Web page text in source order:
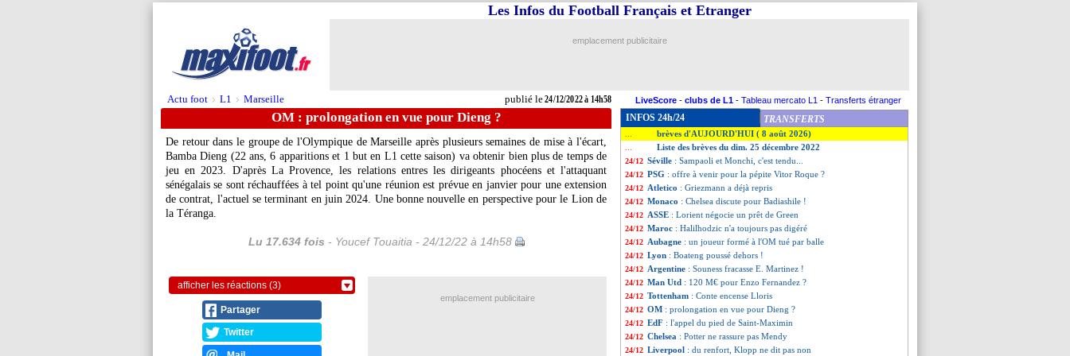
Actu foot > L1 > Marseille publié le24/12/2022 à 14h58
Les Infos du Football Français et Etranger
emplacement publicitaire
LiveScore - clubs de L1 - Tableau mercato L1 - Transferts étranger
OM : prolongation en vue pour Dieng ?
De retour dans le groupe de l'Olympique de Marseille après plusieurs semaines de mise à l'écart,
Bamba Dieng (22 ans, 6 apparitions et 1 but en L1 cette saison) va obtenir bien plus de temps de
jeu en 2023. D'après La Provence, les relations entres les dirigeants phocéens et l'attaquant
sénégalais se sont réchauffées à tel point qu'une réunion est prévue en janvier pour une extension
de contrat, l'actuel se terminant en juin 2024. Une bonne nouvelle en perspective pour le Lion de
la Téranga.
Lu 17.634 fois - Youcef Touaitia - 24/12/22 à 14h58
afficher les réactions (3)
Partager
Twitter
INFOS 24h/24 TRANSFERTS
brèves d'AUJOURD'HUI ( 8 août 2026)
Liste des brèves du dim. 25 décembre 2022
24/12 Séville : Sampaoli et Monchi, c'est tendu...
24/12 PSG : offre à venir pour la pépite Vitor Roque ?
24/12 Atletico : Griezmann a déjà repris
24/12 Monaco : Chelsea discute pour Badiashile !
24/12 ASSE : Lorient négocie un prêt de Green
24/12 Maroc : Halilhodzic n'a toujours pas digéré
24/12 Aubagne : un joueur formé à l'OM tué par balle
24/12 Lyon : Boateng poussé dehors !
24/12 Argentine : Souness fracasse E. Martinez !
24/12 Man Utd : 120 M€ pour Enzo Fernandez ?
24/12 Tottenham : Conte encense Lloris
24/12 OM : prolongation en vue pour Dieng ?
24/12 EdF : l'appel du pied de Saint-Maximin
24/12 Chelsea : Potter ne rassure pas Mendy
24/12 Liverpool : du renfort, Klopp ne dit pas non
emplacement publicitaire